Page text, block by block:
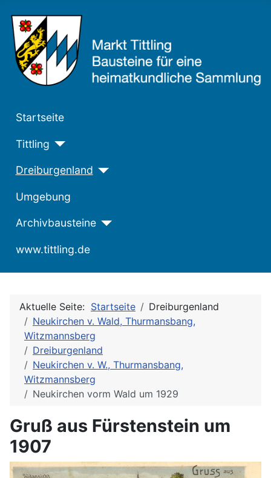
Startseite
Tittling
Dreiburgenland
Umgebung
Archivbausteine
www.tittling.de
Aktuelle Seite: Startseite
Dreiburgenland
Neukirchen v. Wald, Thurmansbang,
Witzmannsberg
Dreiburgenland
Neukirchen v. W., Thurmansbang,
Witzmannsberg
Neukirchen vorm Wald um 1929
Gruß aus Fürstenstein um
1907